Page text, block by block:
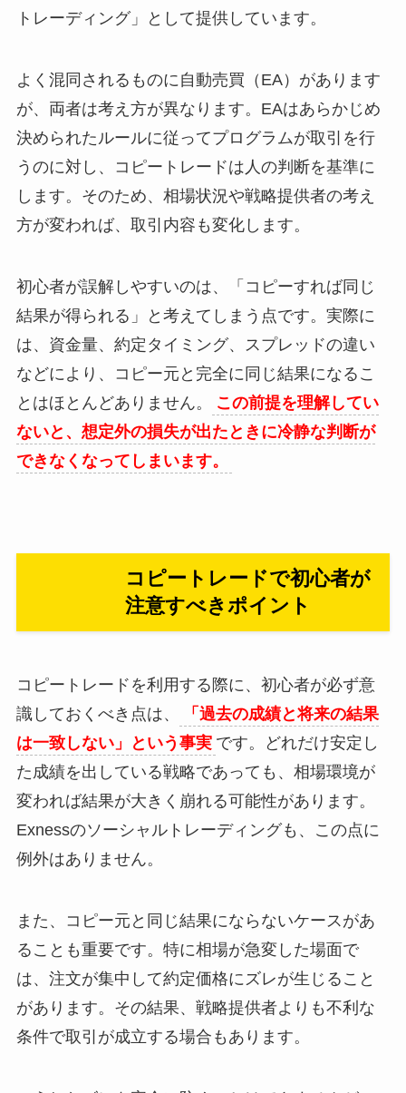
トレーディング」として提供しています。
よく混同されるものに自動売買（EA）があります
が、両者は考え方が異なります。EAはあらかじめ
決められたルールに従ってプログラムが取引を行
うのに対し、コピートレードは人の判断を基準に
します。そのため、相場状況や戦略提供者の考え
方が変われば、取引内容も変化します。
初心者が誤解しやすいのは、「コピーすれば同じ
結果が得られる」と考えてしまう点です。実際に
は、資金量、約定タイミング、スプレッドの違い
などにより、コピー元と完全に同じ結果になるこ
とはほとんどありません。
この前提を理解してい
ないと、想定外の損失が出たときに冷静な判断が
できなくなってしまいます。
コピートレードで初心者が
注意すべきポイント
コピートレードを利用する際に、初心者が必ず意
識しておくべき点は、
「過去の成績と将来の結果
は一致しない」という事実 です。どれだけ安定し
た成績を出している戦略であっても、相場環境が
変われば結果が大きく崩れる可能性があります。
Exnessのソーシャルトレーディングも、この点に
例外はありません。
また、コピー元と同じ結果にならないケースがあ
ることも重要です。特に相場が急変した場面で
は、注文が集中して約定価格にズレが生じること
があります。その結果、戦略提供者よりも不利な
条件で取引が成立する場合もあります。